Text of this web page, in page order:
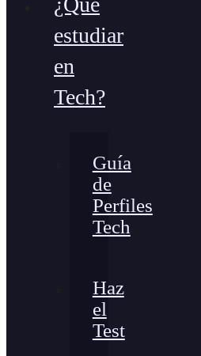
estudiar
en
Tech?
Guía
de
Perfiles
Tech
Haz
el
Test